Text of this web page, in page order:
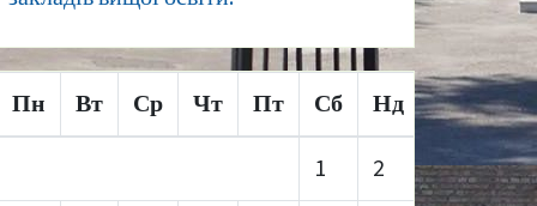
Пн Вт Ср Чт Пт Сб Нд
1 2